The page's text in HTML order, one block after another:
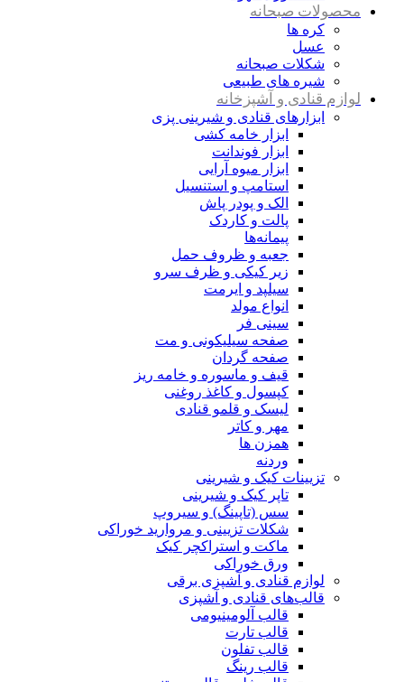
محصولات صبحانه
کره ها
عسل
شکلات صبحانه
شیره های طبیعی
لوازم قنادی و آشپزخانه
ابزارهای قنادی و شیرینی پزی
ابزار خامه کشی
ابزار فوندانت
ابزار میوه آرایی
استامپ و استنسیل
الک و پودر پاش
پالت و کاردک
پیمانه‌ها
جعبه و ظروف حمل
زیر کیکی و ظرف سرو
سیلپد و ایرمت
انواع مولد
سینی فر
صفحه سیلیکونی و مت
صفحه گردان
قیف و ماسوره و خامه ریز
کپسول و کاغذ روغنی
لیسک و قلمو قنادی
مهر و کاتر
همزن ها
وردنه
تزیینات کیک و شیرینی
تاپر کیک و شیرینی
سس (تاپینگ) و سیروپ
شکلات تزیینی و مروارید خوراکی
ماکت و استراکچر کیک
ورق خوراکی
لوازم قنادی و آشپزی برقی
قالب‌های قنادی و آشپزی
قالب آلومینیومی
قالب تارت
قالب تفلون
قالب رینگ